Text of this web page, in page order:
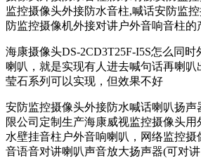
监控摄像头外接防水音柱,喊话安防监
防监控摄像机外接对讲户外音响音柱的
海康摄像头DS-2CD3T25F-I5S怎么同
喇叭，就是实现有人进去喊句话再喇
莹石系列可以实现，但效果不好
安防监控摄像头外接防水喊话喇叭扬
限公司定制生产海康威视监控摄像头
水壁挂音柱户外音响喇叭，网络监控
音语音对讲喇叭声音放大扬声器(可对